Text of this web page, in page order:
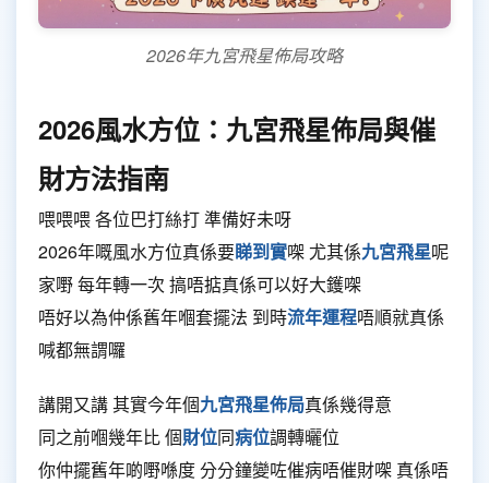
2026年九宮飛星佈局攻略
2026風水方位：九宮飛星佈局與催
財方法指南
喂喂喂 各位巴打絲打 準備好未呀
2026年嘅風水方位真係要睇到實㗎 尤其係九宮飛星呢
家嘢 每年轉一次 搞唔掂真係可以好大鑊㗎
唔好以為仲係舊年嗰套擺法 到時流年運程唔順就真係
喊都無謂囉
講開又講 其實今年個九宮飛星佈局真係幾得意
同之前嗰幾年比 個財位同病位調轉曬位
你仲擺舊年啲嘢喺度 分分鐘變咗催病唔催財㗎 真係唔